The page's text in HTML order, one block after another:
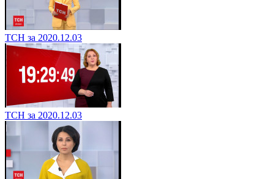
ТСН за 2020.12.03
ТСН за 2020.12.03